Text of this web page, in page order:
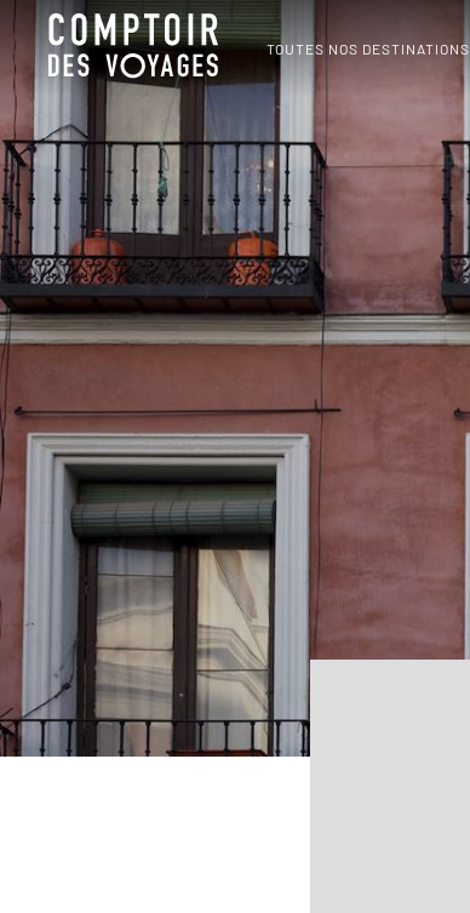
TOUTES NOS DESTINATIONS